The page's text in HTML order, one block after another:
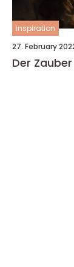
inspiration
27. February
Der